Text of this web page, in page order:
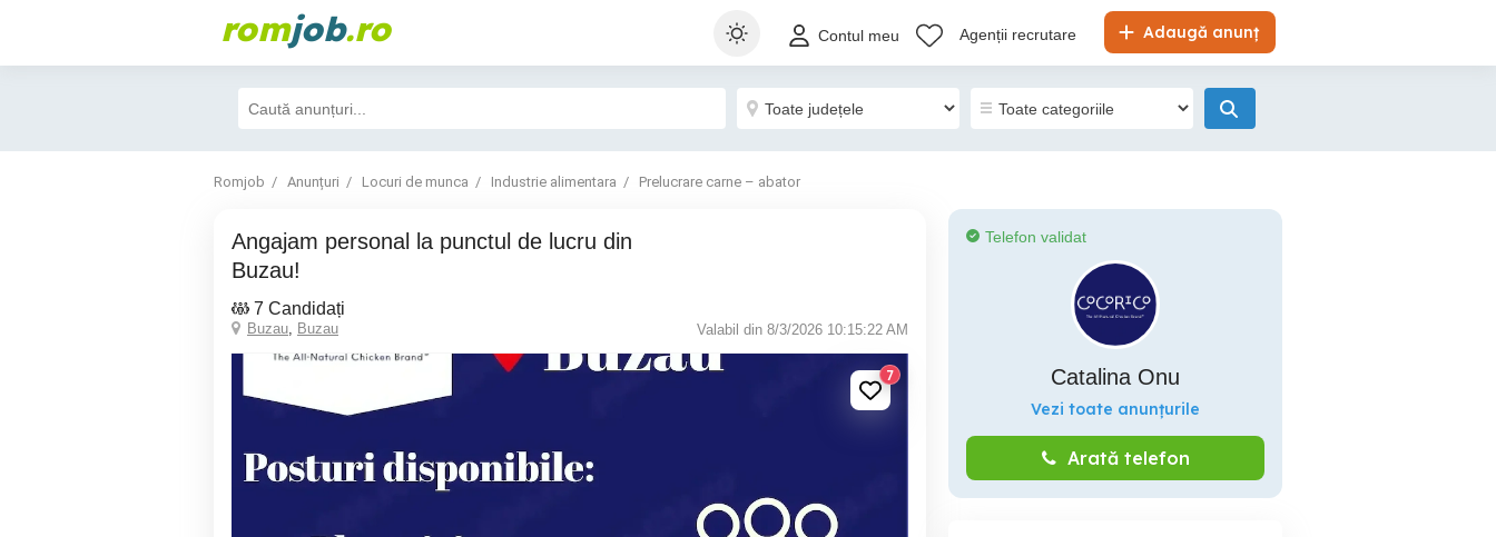
romjob.ro Adaugă anunț
Contul meu Agenții recrutare
Romjob Anunțuri Locuri de munca Industrie alimentara Prelucrare carne – abator
Angajam personal la punctul de lucru din
Buzau!
7 Candidați
Buzau, Buzau Valabil din 8/3/2026 10:15:22 AM
7
Telefon validat
Catalina Onu
Vezi toate anunțurile
Arată telefon